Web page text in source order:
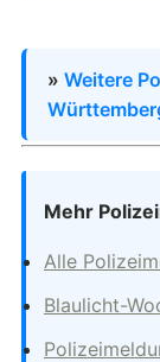
» Weitere
Mehr
Alle
Blaulicht-